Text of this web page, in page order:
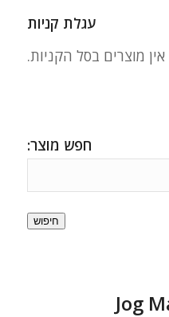
עגלת קניות
אין מוצרים בסל הקניות.
חפש מוצר:
חיפוש